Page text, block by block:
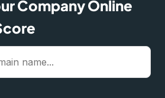
Company Online